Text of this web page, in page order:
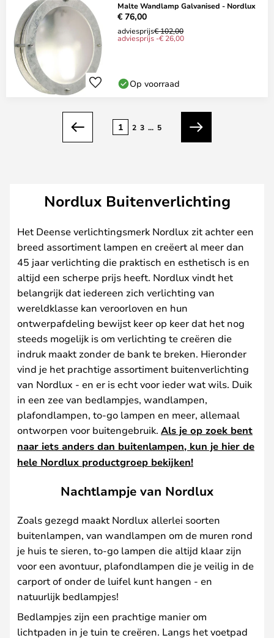
Malte Wandlamp Galvanised - Nordlux
€ 76,00
adviesprijs€ 102,00
adviesprijs -€ 26,00
Op voorraad
Vorige
1 2 3 ... 5
Volgende
Nordlux Buitenverlichting
Het Deense verlichtingsmerk Nordlux zit achter een
breed assortiment lampen en creëert al meer dan
45 jaar verlichting die praktisch en esthetisch is en
altijd een scherpe prijs heeft. Nordlux vindt het
belangrijk dat iedereen zich verlichting van
wereldklasse kan veroorloven en hun
ontwerpafdeling bewijst keer op keer dat het nog
steeds mogelijk is om verlichting te creëren die
indruk maakt zonder de bank te breken. Hieronder
vind je het prachtige assortiment buitenverlichting
van Nordlux - en er is echt voor ieder wat wils. Duik
in een zee van bedlampjes, wandlampen,
plafondlampen, to-go lampen en meer, allemaal
ontworpen voor buitengebruik. Als je op zoek bent
naar iets anders dan buitenlampen, kun je hier de
hele Nordlux productgroep bekijken!
Nachtlampje van Nordlux
Zoals gezegd maakt Nordlux allerlei soorten
buitenlampen, van wandlampen om de muren rond
je huis te sieren, to-go lampen die altijd klaar zijn
voor een avontuur, plafondlampen die je veilig in de
carport of onder de luifel kunt hangen - en
natuurlijk bedlampjes!
Bedlampjes zijn een prachtige manier om
lichtpaden in je tuin te creëren. Langs het voetpad